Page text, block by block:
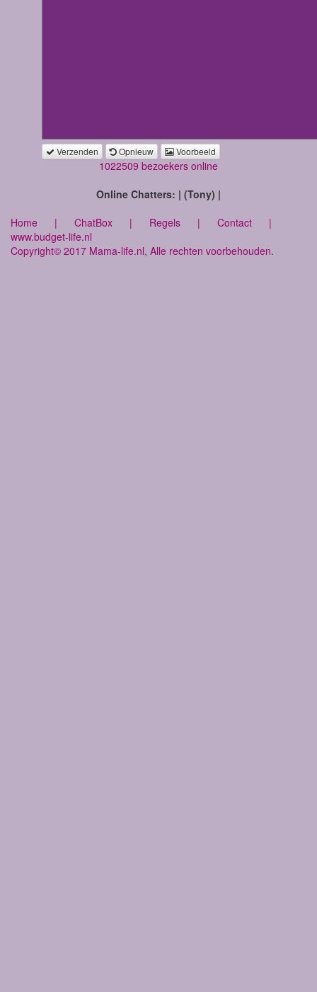
Verzenden Opnieuw Voorbeeld
1022509 bezoekers online
Online Chatters: | (Tony) |
Home | ChatBox | Regels | Contact |
www.budget-life.nl
Copyright© 2017 Mama-life.nl, Alle rechten voorbehouden.